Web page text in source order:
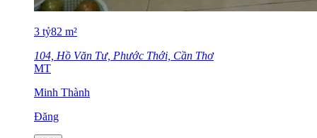
3 tỷ82 m²
104, Hồ Văn Tư, Phước Thới, Cần Thơ
MT
Minh Thành
Đăng